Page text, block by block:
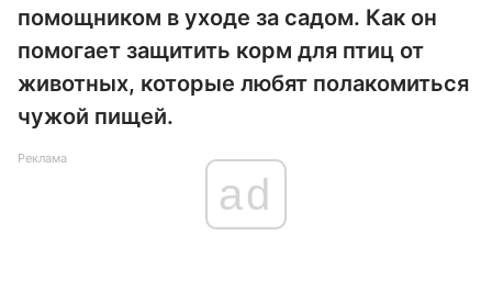
помощником в уходе за садом. Как он
помогает защитить корм для птиц от
животных, которые любят полакомиться
чужой пищей.
Реклама
ad